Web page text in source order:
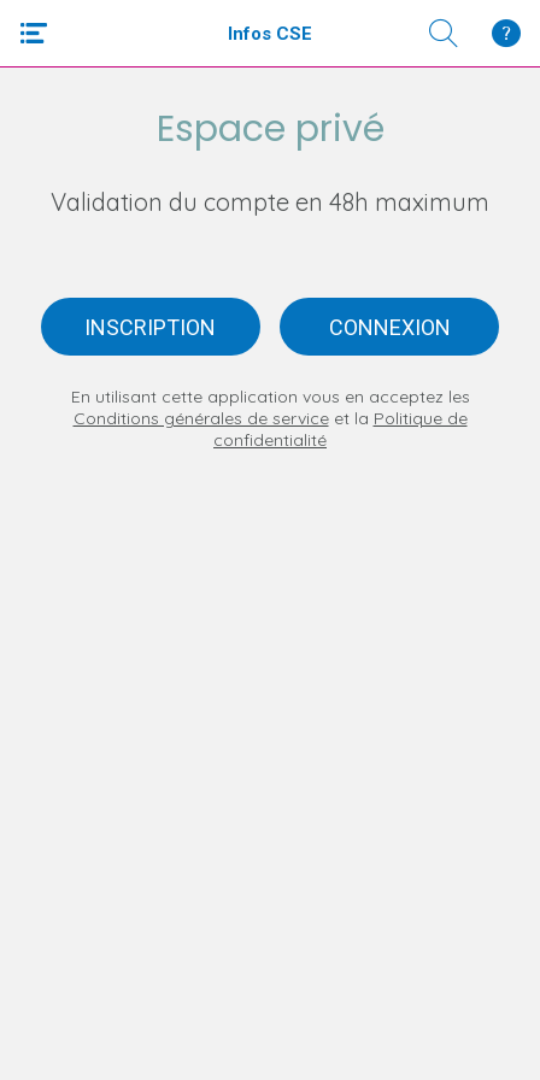
Infos CSE
Espace privé
Validation du compte en 48h maximum
INSCRIPTION CONNEXION
En utilisant cette application vous en acceptez les
Conditions générales de serviceet la Politique de
confidentialité